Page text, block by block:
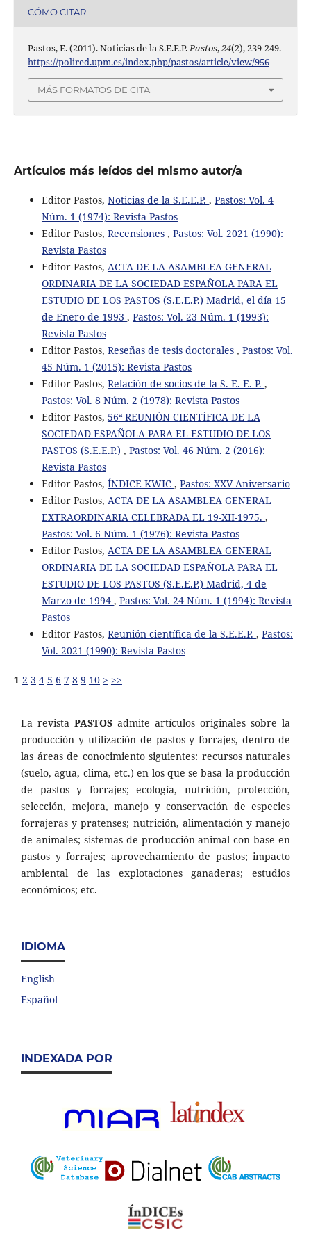
CÓMO CITAR
Pastos, E. (2011). Noticias de la S.E.E.P. Pastos,24(2), 239-249.
https://polired.upm.es/index.php/pastos/article/view/956
MÁS FORMATOS DE CITA
Artículos más leídos del mismo autor/a
Editor Pastos, Noticias de la S.E.E.P. , Pastos: Vol. 4
Núm. 1 (1974): Revista Pastos
Editor Pastos, Recensiones , Pastos: Vol. 2021 (1990):
Revista Pastos
Editor Pastos, ACTA DE LA ASAMBLEA GENERAL
ORDINARIA DE LA SOCIEDAD ESPAÑOLA PARA EL
ESTUDIO DE LOS PASTOS (S.E.E.P.) Madrid, el día 15
de Enero de 1993 , Pastos: Vol. 23 Núm. 1 (1993):
Revista Pastos
Editor Pastos, Reseñas de tesis doctorales , Pastos: Vol.
45 Núm. 1 (2015): Revista Pastos
Editor Pastos, Relación de socios de la S. E. E. P. ,
Pastos: Vol. 8 Núm. 2 (1978): Revista Pastos
Editor Pastos, 56ª REUNIÓN CIENTÍFICA DE LA
SOCIEDAD ESPAÑOLA PARA EL ESTUDIO DE LOS
PASTOS (S.E.E.P.) , Pastos: Vol. 46 Núm. 2 (2016):
Revista Pastos
Editor Pastos, ÍNDICE KWIC , Pastos: XXV Aniversario
Editor Pastos, ACTA DE LA ASAMBLEA GENERAL
EXTRAORDINARIA CELEBRADA EL 19-XII-1975. ,
Pastos: Vol. 6 Núm. 1 (1976): Revista Pastos
Editor Pastos, ACTA DE LA ASAMBLEA GENERAL
ORDINARIA DE LA SOCIEDAD ESPAÑOLA PARA EL
ESTUDIO DE LOS PASTOS (S.E.E.P.) Madrid, 4 de
Marzo de 1994 , Pastos: Vol. 24 Núm. 1 (1994): Revista
Pastos
Editor Pastos, Reunión científica de la S.E.E.P. , Pastos:
Vol. 2021 (1990): Revista Pastos
1 2 3 4 5 6 7 8 9 10 > >>
La revista PASTOS admite artículos originales sobre la
producción y utilización de pastos y forrajes, dentro de
las áreas de conocimiento siguientes: recursos naturales
(suelo, agua, clima, etc.) en los que se basa la producción
de pastos y forrajes; ecología, nutrición, protección,
selección, mejora, manejo y conservación de especies
forrajeras y pratenses; nutrición, alimentación y manejo
de animales; sistemas de producción animal con base en
pastos y forrajes; aprovechamiento de pastos; impacto
ambiental de las explotaciones ganaderas; estudios
económicos; etc.
IDIOMA
English
Español
INDEXADA POR